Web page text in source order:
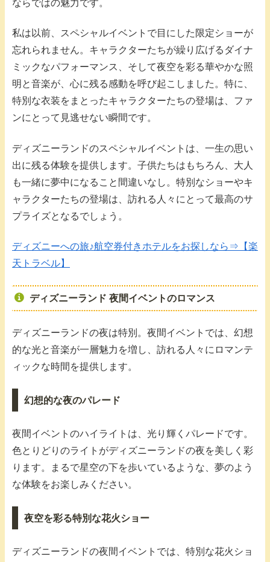
ならではの魅力です。
私は以前、スペシャルイベントで目にした限定ショーが
忘れられません。キャラクターたちが繰り広げるダイナ
ミックなパフォーマンス、そして夜空を彩る華やかな照
明と音楽が、心に残る感動を呼び起こしました。特に、
特別な衣装をまとったキャラクターたちの登場は、ファ
ンにとって見逃せない瞬間です。
ディズニーランドのスペシャルイベントは、一生の思い
出に残る体験を提供します。子供たちはもちろん、大人
も一緒に夢中になること間違いなし。特別なショーやキ
ャラクターたちの登場は、訪れる人々にとって最高のサ
プライズとなるでしょう。
ディズニーへの旅♪航空券付きホテルをお探しなら⇒【楽
天トラベル】
ディズニーランド 夜間イベントのロマンス
ディズニーランドの夜は特別。夜間イベントでは、幻想
的な光と音楽が一層魅力を増し、訪れる人々にロマンテ
ィックな時間を提供します。
幻想的な夜のパレード
夜間イベントのハイライトは、光り輝くパレードです。
色とりどりのライトがディズニーランドの夜を美しく彩
ります。まるで星空の下を歩いているような、夢のよう
な体験をお楽しみください。
夜空を彩る特別な花火ショー
ディズニーランドの夜間イベントでは、特別な花火ショ